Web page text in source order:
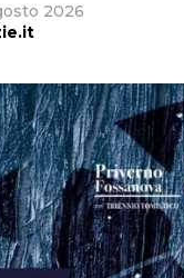
2026